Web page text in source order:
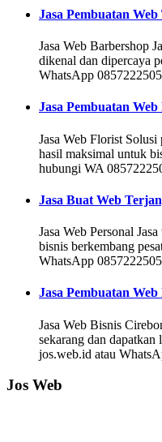
Jasa Pembuatan
Jasa Web Barbershop
dikenal dan dipercaya
WhatsApp
Jasa Pembuatan Web
Jasa Web Florist
hasil maksimal untuk
hubungi WA
Jasa Buat Web
Jasa Web Personal
bisnis berkembang
WhatsApp
Jasa Pembuatan
Jasa Web Bisnis
sekarang dan
jos.web.id atau
Jos Web